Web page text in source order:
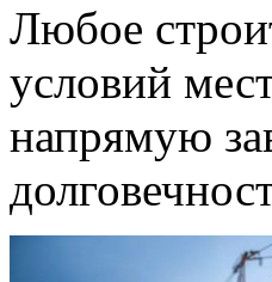
Любое
условий
напрямую